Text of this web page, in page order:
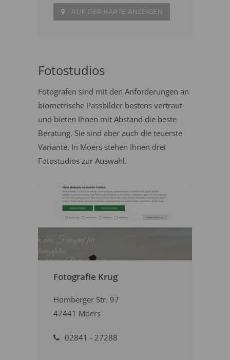
AUF DER KARTE ANZEIGEN
Fotostudios
Fotografen sind mit den Anforderungen an
biometrische Passbilder bestens vertraut
und bieten Ihnen mit Abstand die beste
Beratung. Sie sind aber auch die teuerste
Variante. In Moers stehen Ihnen drei
Fotostudios zur Auswahl.
Fotografie Krug
Homberger Str. 97
47441 Moers
02841 - 27288